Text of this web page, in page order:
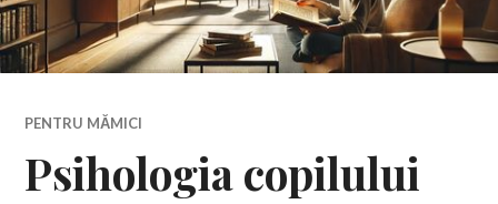
PENTRU MĂMICI
Psihologia copilului